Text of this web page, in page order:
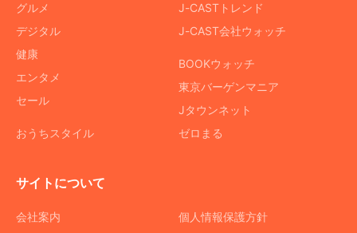
グルメ
デジタル
健康
エンタメ
セール
おうちスタイル
J-CASTトレンド
J-CAST会社ウォッチ
BOOKウォッチ
東京バーゲンマニア
Jタウンネット
ゼロまる
サイトについて
会社案内 個人情報保護方針